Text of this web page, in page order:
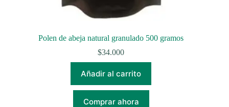
Polen de abeja natural granulado 500 gramos
$34.000
Añadir al carrito
Comprar ahora